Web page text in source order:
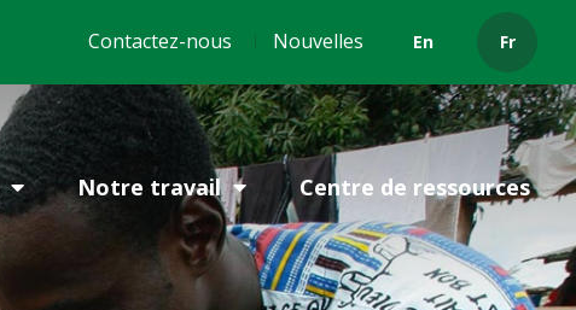
Header
menu
Contactez-nous Nouvelles En Fr
Notre travail Centre de ressources